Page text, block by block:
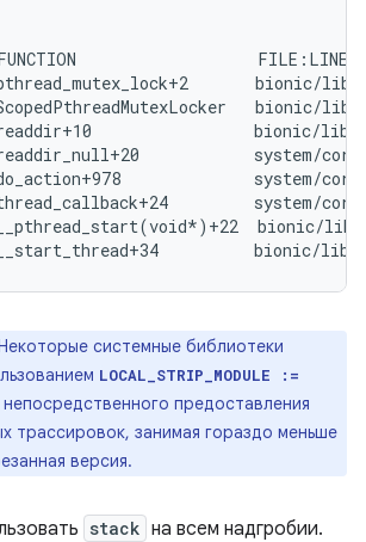
FILE:LINE
bionic/
bionic/
bionic/
system/
system/
system/
bionic/
системные библиотеки
LOCAL_STRIP_MODULE :=
непосредственного предоставления
трассировок, занимая гораздо меньше
версия.
stack на всем надгробии.